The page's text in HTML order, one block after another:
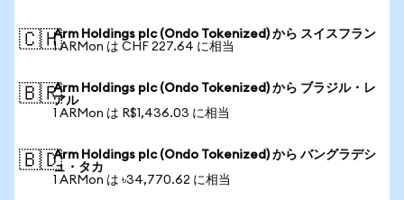
🇨🇭Arm Holdings plc (Ondo Tokenized) から スイスフラン
1 ARMon は CHF 227.64 に相当
🇧🇷Arm Holdings plc (Ondo Tokenized) から ブラジル・レ
アル
1 ARMon は R$1,436.03 に相当
🇧🇩Arm Holdings plc (Ondo Tokenized) から バングラデシ
ュ・タカ
1 ARMon は ৳34,770.62 に相当